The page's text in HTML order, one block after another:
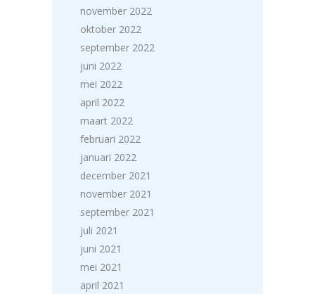
november 2022
oktober 2022
september 2022
juni 2022
mei 2022
april 2022
maart 2022
februari 2022
januari 2022
december 2021
november 2021
september 2021
juli 2021
juni 2021
mei 2021
april 2021